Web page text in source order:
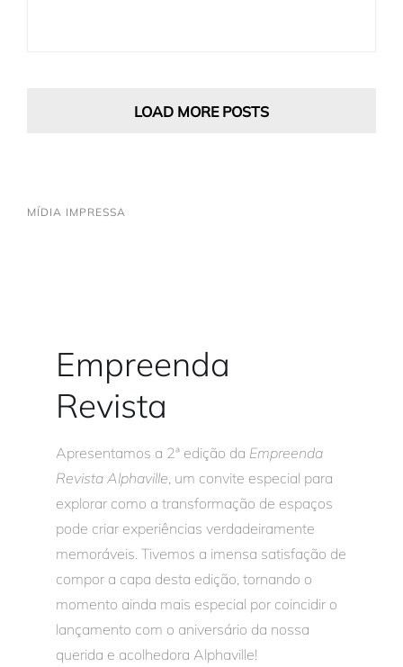
LOAD MORE POSTS
MÍDIA IMPRESSA
Empreenda
Revista
Apresentamos a 2ª edição da Empreenda
Revista Alphaville , um convite especial para
explorar como a transformação de espaços
pode criar experiências verdadeiramente
memoráveis. Tivemos a imensa satisfação de
compor a capa desta edição, tornando o
momento ainda mais especial por coincidir o
lançamento com o aniversário da nossa
querida e acolhedora Alphaville!